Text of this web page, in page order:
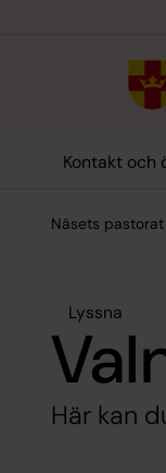
Kontakt och
Näsets pastorat
Lyssna
Här kan